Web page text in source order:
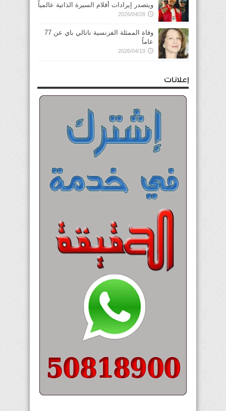
ويتصدر إيرادات أفلام السيرة الذاتية عالمياً
2026/04/28
وفاة الممثلة الفرنسية ناتالي باي عن 77
عاماً
2026/04/19
إعلانات